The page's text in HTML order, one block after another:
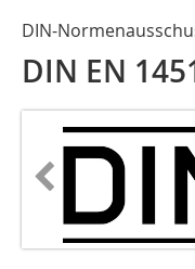
DIN-
DIN EN